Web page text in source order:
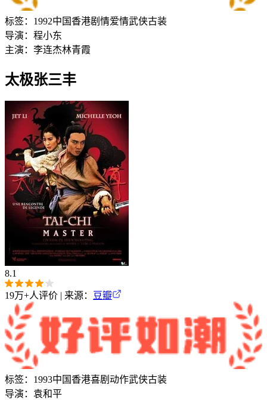
标签： 1992中国香港剧情爱情武侠古装
导演： 程小东
主演： 李连杰林青霞
太极张三丰
8.1
19万+人评价 | 来源： 豆瓣
标签： 1993中国香港喜剧 动作武侠古装
导演： 袁和平